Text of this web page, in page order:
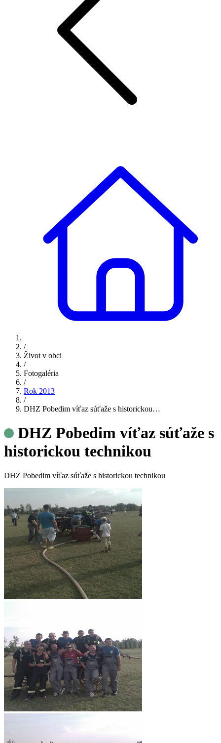
/
Život v obci
/
Fotogaléria
/
Rok 2013
/
DHZ Pobedim víťaz súťaže s historickou…
DHZ Pobedim víťaz súťaže s
historickou technikou
DHZ Pobedim víťaz súťaže s historickou technikou